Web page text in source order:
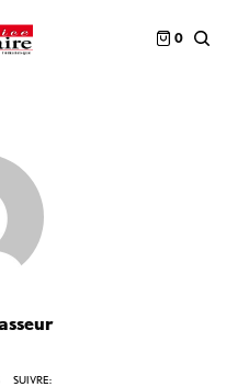
0
SUIVRE: